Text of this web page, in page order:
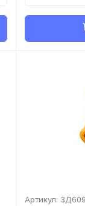
Артикул: